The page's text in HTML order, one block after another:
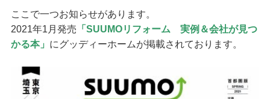
ここで一つお知らせがあります。
2021年1月発売 「SUUMOリフォーム 実例＆会社が見つ
かる本」 にグッディーホームが掲載されております。